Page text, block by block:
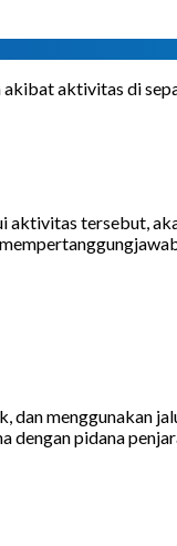
aktivitas di
aktivitas tersebut,
dan menggunakan
pidana